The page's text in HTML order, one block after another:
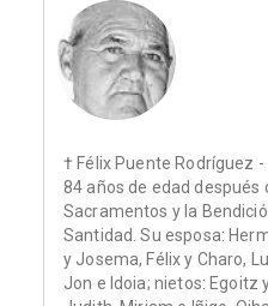
† Félix Puente Rodríguez -
84 años de edad después
Sacramentos y la
Santidad. Su esposa:
y Josema, Félix y Charo,
Jon e Idoia; nietos: Egoitz